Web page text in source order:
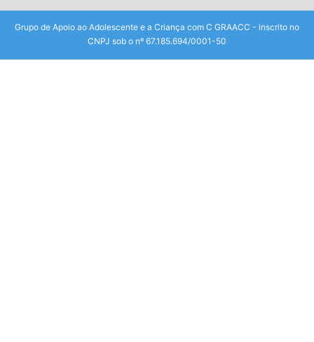
Grupo de Apoio ao Adolescente e a Criança com C GRAACC - inscrito no
CNPJ sob o nº 67.185.694/0001-50